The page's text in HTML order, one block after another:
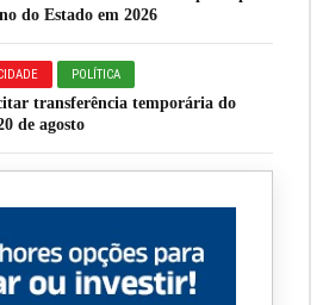
do Estado em 2026
POLÍTICA
transferência temporária do
de agosto